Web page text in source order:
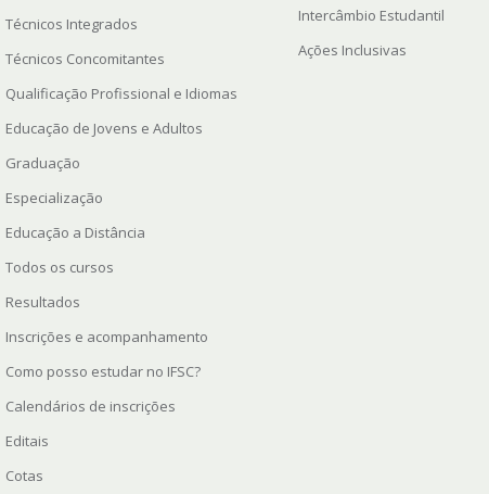
Técnicos Integrados
Técnicos Concomitantes
Qualificação Profissional e Idiomas
Educação de Jovens e Adultos
Graduação
Especialização
Educação a Distância
Todos os cursos
Resultados
Inscrições e acompanhamento
Como posso estudar no IFSC?
Calendários de inscrições
Editais
Cotas
Intercâmbio Estudantil
Ações Inclusivas